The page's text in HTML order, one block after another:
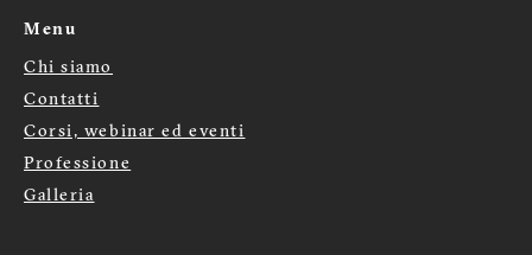
Menu
Menù
footer
Chi siamo
Contatti
Corsi, webinar ed eventi
Professione
Galleria